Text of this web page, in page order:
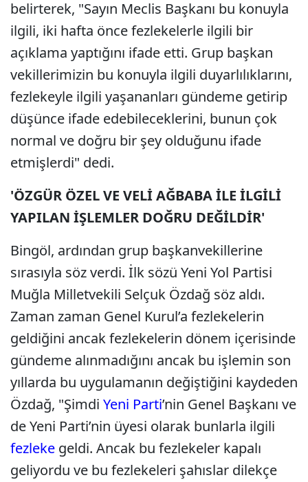
belirterek, "Sayın Meclis Başkanı bu konuyla
ilgili, iki hafta önce fezlekelerle ilgili bir
açıklama yaptığını ifade etti. Grup başkan
vekillerimizin bu konuyla ilgili duyarlılıklarını,
fezlekeyle ilgili yaşananları gündeme getirip
düşünce ifade edebileceklerini, bunun çok
normal ve doğru bir şey olduğunu ifade
etmişlerdi" dedi.
'ÖZGÜR ÖZEL VE VELİ AĞBABA İLE İLGİLİ
YAPILAN İŞLEMLER DOĞRU DEĞİLDİR'
Bingöl, ardından grup başkanvekillerine
sırasıyla söz verdi. İlk sözü Yeni Yol Partisi
Muğla Milletvekili Selçuk Özdağ söz aldı.
Zaman zaman Genel Kurul’a fezlekelerin
geldiğini ancak fezlekelerin dönem içerisinde
gündeme alınmadığını ancak bu işlemin son
yıllarda bu uygulamanın değiştiğini kaydeden
Özdağ, "Şimdi Yeni Parti’nin Genel Başkanı ve
de Yeni Parti’nin üyesi olarak bunlarla ilgili
fezleke geldi. Ancak bu fezlekeler kapalı
geliyordu ve bu fezlekeleri şahıslar dilekçe